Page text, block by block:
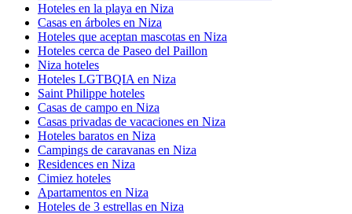
Hoteles en la playa en Niza
Casas en árboles en Niza
Hoteles que aceptan mascotas en Niza
Hoteles cerca de Paseo del Paillon
Niza hoteles
Hoteles LGTBQIA en Niza
Saint Philippe hoteles
Casas de campo en Niza
Casas privadas de vacaciones en Niza
Hoteles baratos en Niza
Campings de caravanas en Niza
Residences en Niza
Cimiez hoteles
Apartamentos en Niza
Hoteles de 3 estrellas en Niza